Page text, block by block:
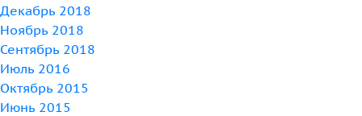
Декабрь 2018
Ноябрь 2018
Сентябрь 2018
Июль 2016
Октябрь 2015
Июнь 2015